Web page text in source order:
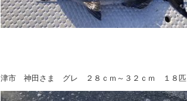
津市 神田さま グレ ２８ｃｍ～３２ｃｍ １８匹